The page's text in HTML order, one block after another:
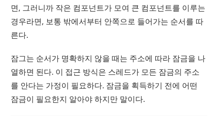
면, 그러니까 작은 컴포넌트가 모여 큰 컴포넌트를 이루는
경우라면, 보통 밖에서부터 안쪽으로 들어가는 순서를 따
른다.
잠그는 순서가 명확하지 않을 때는 주소에 따라 잠금을 나
열하면 된다. 이 접근 방식은 스레드가 모든 잠금의 주소
를 안다는 가정이 필요하다. 잠금을 획득하기 전에 어떤
잠금이 필요한지 알아야 하지만 말이다.